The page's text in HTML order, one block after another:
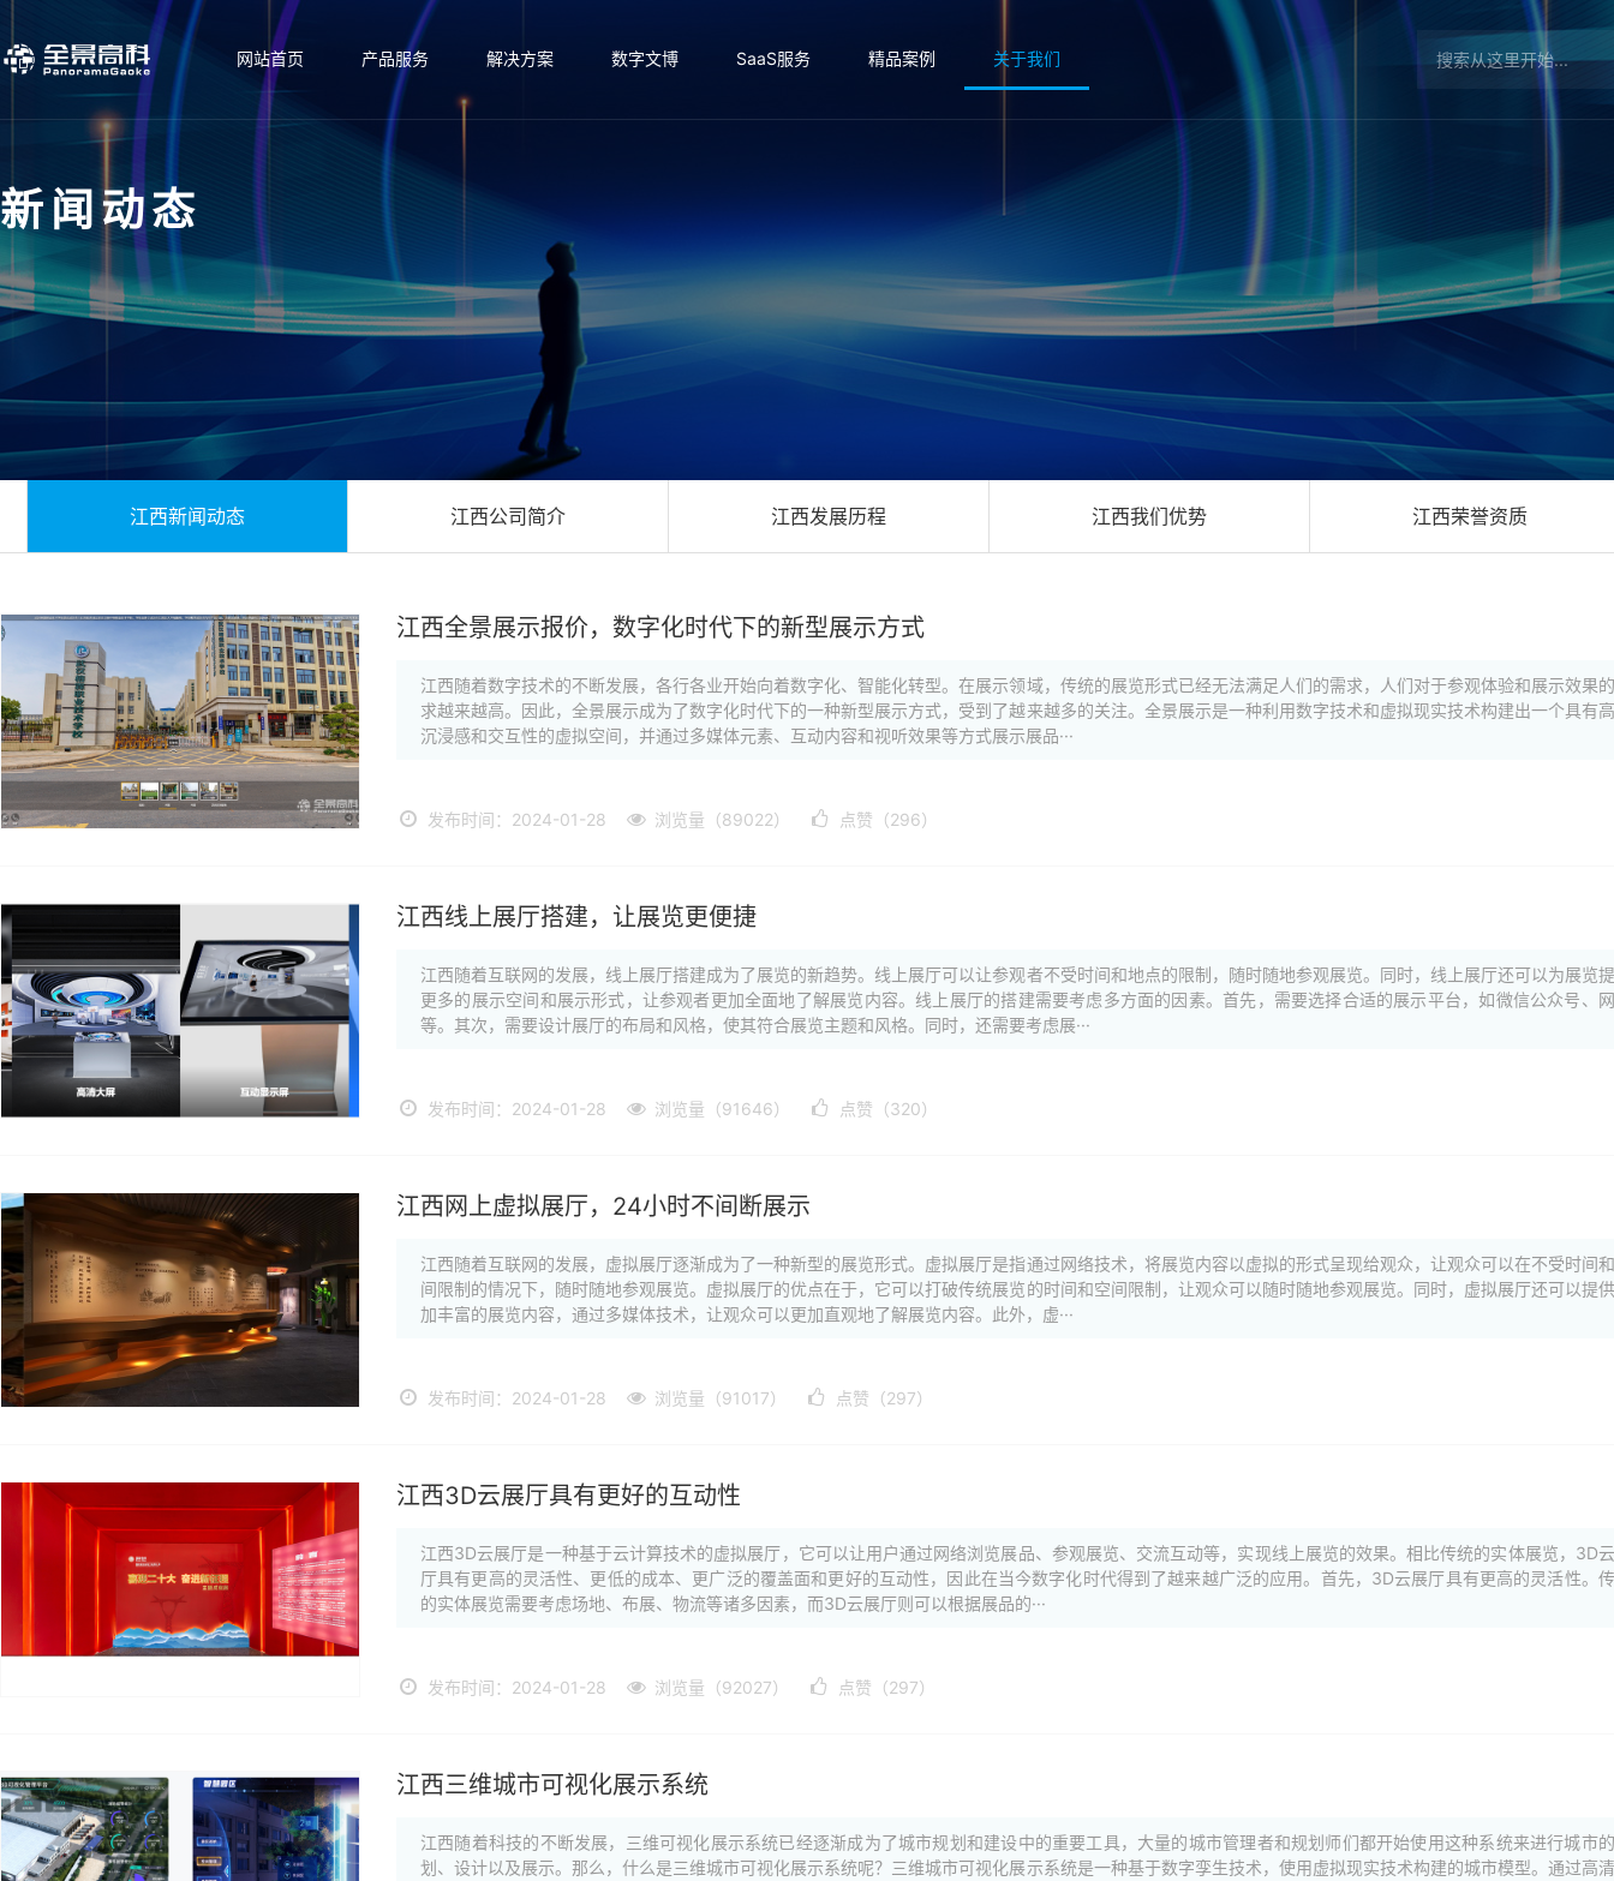
网站首页 产品服务 解决方案 数字文博 SaaS服务 精品案例 关于我们
新闻动态
江西新闻动态 江西公司简介 江西发展历程 江西我们优势 江西荣誉资质
江西全景展示报价，数字化时代下的新型展示方式
江西随着数字技术的不断发展，各行各业开始向着数字化、智能化转型。在展示领域，传统的展览形式已经无法满足人们的需求，人们对于参观体验和展示效果
求越来越高。因此，全景展示成为了数字化时代下的一种新型展示方式，受到了越来越多的关注。全景展示是一种利用数字技术和虚拟现实技术构建出一个具有
沉浸感和交互性的虚拟空间，并通过多媒体元素、互动内容和视听效果等方式展示展品···
发布时间：2024-01-28 浏览量（89022） 点赞（296）
江西线上展厅搭建，让展览更便捷
江西随着互联网的发展，线上展厅搭建成为了展览的新趋势。线上展厅可以让参观者不受时间和地点的限制，随时随地参观展览。同时，线上展厅还可以为展览
更多的展示空间和展示形式，让参观者更加全面地了解展览内容。线上展厅的搭建需要考虑多方面的因素。首先，需要选择合适的展示平台，如微信公众号、
等。其次，需要设计展厅的布局和风格，使其符合展览主题和风格。同时，还需要考虑展···
发布时间：2024-01-28 浏览量（91646） 点赞（320）
江西网上虚拟展厅，24小时不间断展示
江西随着互联网的发展，虚拟展厅逐渐成为了一种新型的展览形式。虚拟展厅是指通过网络技术，将展览内容以虚拟的形式呈现给观众，让观众可以在不受时间
间限制的情况下，随时随地参观展览。虚拟展厅的优点在于，它可以打破传统展览的时间和空间限制，让观众可以随时随地参观展览。同时，虚拟展厅还可以提
加丰富的展览内容，通过多媒体技术，让观众可以更加直观地了解展览内容。此外，虚···
发布时间：2024-01-28 浏览量（91017） 点赞（297）
江西3D云展厅具有更好的互动性
江西3D云展厅是一种基于云计算技术的虚拟展厅，它可以让用户通过网络浏览展品、参观展览、交流互动等，实现线上展览的效果。相比传统的实体展览，3D
厅具有更高的灵活性、更低的成本、更广泛的覆盖面和更好的互动性，因此在当今数字化时代得到了越来越广泛的应用。首先，3D云展厅具有更高的灵活性。
的实体展览需要考虑场地、布展、物流等诸多因素，而3D云展厅则可以根据展品的···
发布时间：2024-01-28 浏览量（92027） 点赞（297）
江西三维城市可视化展示系统
江西随着科技的不断发展，三维可视化展示系统已经逐渐成为了城市规划和建设中的重要工具，大量的城市管理者和规划师们都开始使用这种系统来进行城市
划、设计以及展示。那么，什么是三维城市可视化展示系统呢？三维城市可视化展示系统是一种基于数字孪生技术，使用虚拟现实技术构建的城市模型。通过高